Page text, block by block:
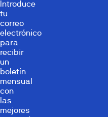
Introduce
tu
correo
electrónico
para
recibir
un
boletín
mensual
con
las
mejores